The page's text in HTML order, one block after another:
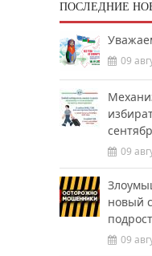
ПОСЛЕДНИЕ
09
09
новый
09